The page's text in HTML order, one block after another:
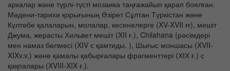
аркалар және түрлі-түсті мозаика таңғажайып қарап боялған.
Мәдени-тарихи қорығының Әзірет Сұлтан Түркістан және
Күлтөбе қалаларын, молалар, кесенелерге (XV-XVII ғғ), мешіт
Джума, жерасты Хильвет мешіт (XII ғ.), Chilahana (рәсімдері
мен намаз бөлмесі (XIV с қамтиды. ), Шығыс моншасы (XVII-
XIXv.v.) және қамалы қабырғалары фрагменттері (ХІХ ғ.) с
қақпалары (XVIII-XIX ғ.).